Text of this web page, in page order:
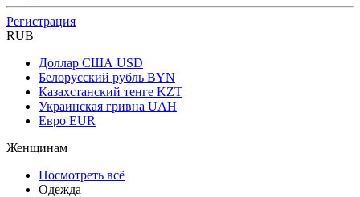
Регистрация
RUB
Доллар США USD
Белорусский рубль BYN
Казахстанский тенге KZT
Украинская гривна UAH
Евро EUR
Женщинам
Посмотреть всё
Одежда